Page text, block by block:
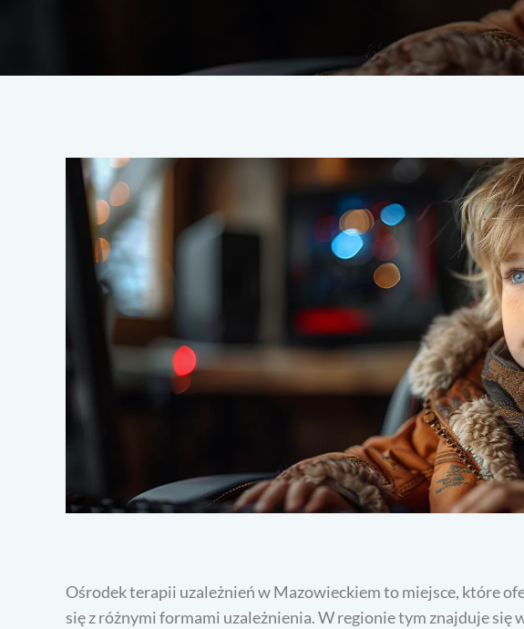
Ośrodek terapii uzależnień w Mazowieckiem to miejsce, które
się z różnymi formami uzależnienia. W regionie tym znajduje się